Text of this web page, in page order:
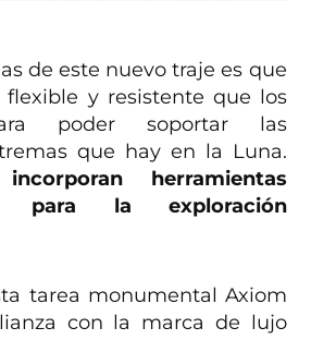
de este nuevo traje es que
y resistente que los
poder soportar las
que hay en la Luna.
herramientas
para la exploración
tarea monumental Axiom
con la marca de lujo